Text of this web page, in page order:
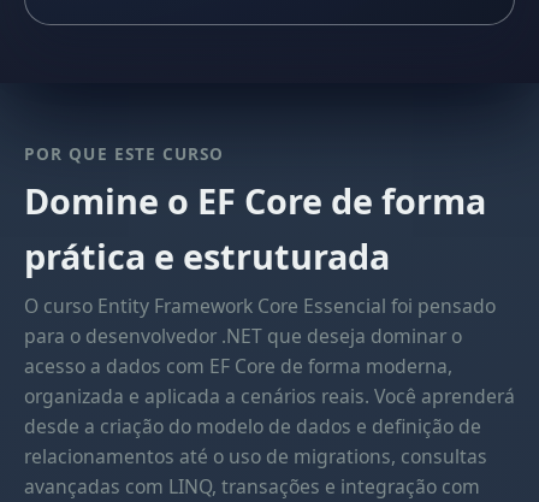
POR QUE ESTE CURSO
Domine o EF Core de forma
prática e estruturada
O curso Entity Framework Core Essencial foi pensado
para o desenvolvedor .NET que deseja dominar o
acesso a dados com EF Core de forma moderna,
organizada e aplicada a cenários reais. Você aprenderá
desde a criação do modelo de dados e definição de
relacionamentos até o uso de migrations, consultas
avançadas com LINQ, transações e integração com